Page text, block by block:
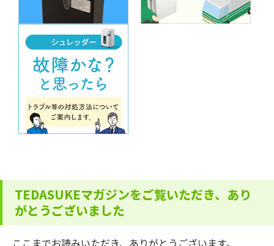
TEDASUKEマガジンをご覧いただき、あり
がとうございました
ここまでお読みいただき、ありがとうございます。